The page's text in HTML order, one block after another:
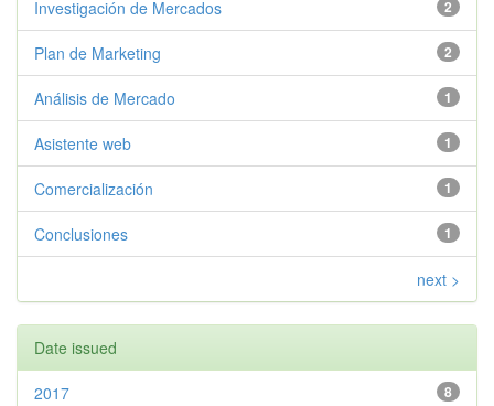
2
Investigación de Mercados
2
Plan de Marketing
1
Análisis de Mercado
1
Asistente web
1
Comercialización
1
Conclusiones
next >
Date issued
8
2017